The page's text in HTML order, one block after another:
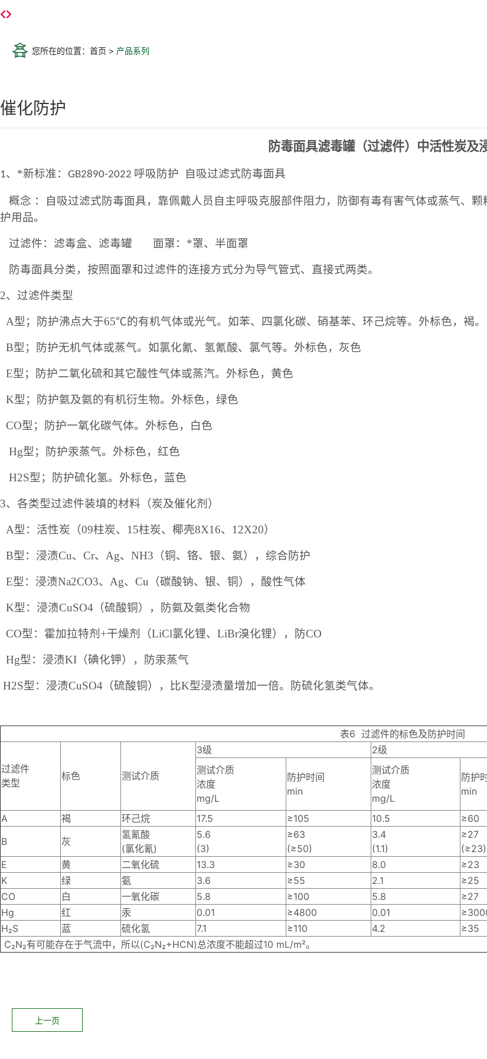
您所在的位置：首页 > 产品系列
催化防护
防毒面具滤毒罐（过滤件）中活性炭及
1、*新标准： GB2890-2022 呼吸防护 自吸过滤式防毒面具
概念 ：自吸过滤式防毒面具， 靠佩戴人 员自主呼吸克服部件阻力，防御有毒有害气体或蒸气、颗
护用品。
过滤件：滤毒盒、滤毒罐 面罩：*罩、半面罩
防毒面具分类，按照面罩和过滤件的连接方式分为导气管式、直接式两类。
2、过滤件类型
A型；防护沸点大于65℃的有机气体或光气。如苯、四氯化碳、硝基苯、环己烷等。 外标色，褐。
B型；防护无机气体或蒸气。如氯化氰、氢氰酸、氯气等。 外标色，灰色
E型；防护二氧化硫和其它酸性气体或蒸汽。 外标色，黄色
K型；防护氨及氨的有机衍生物。 外标色，绿色
CO型；防护一氧化碳气体。 外标色，白色
Hg型；防护汞蒸气。 外标色，红色
H2S型；防护硫化氢。 外标色，蓝色
3、各类型过滤件装填的材料（炭及催化剂）
A型：活性炭（09柱炭、15柱炭、椰壳8X16、12X20）
B型：浸渍Cu、Cr、Ag、NH3（铜、铬、银、氨），综合防护
E型：浸渍Na2CO3、Ag、Cu（碳酸钠、银、铜）， 酸性气体
K型：浸渍CuSO4（硫酸铜），防氨及氨类化合物
CO型：霍加拉特剂+干燥剂（LiCl氯化锂、LiBr溴化锂），防CO
Hg型：浸渍KI（碘化钾），防汞蒸气
H2S型：浸渍CuSO4（硫酸铜），比K型浸渍量增加一倍。 防硫化氢类气体。
表6 过滤件的标色及防护时间
过滤件
类型
标色 测试介质
3级 2级
测试介质
浓度
mg/L
防护时间
min
测试介质
浓度
mg/L
防护
min
A 褐 环己烷 17.5 ≥105 10.5 ≥60
B
灰
氢氰酸
(氯化氰)
5.6
(3)
≥63
(≥50)
3.4
(1.1)
≥27
(≥23)
E
黄 二氧化硫 13.3 ≥30 8.0 ≥23
K
绿 氨 3.6 ≥55 2.1 ≥25
CO
白 一氧化碳 5.8 ≥100 5.8 ≥27
Hg
红 汞 0.01 ≥4800 0.01
H₂S 蓝 硫化氢 7.1 ≥110 4.2 ≥35
C₂N₂有可能存在于气流中，所以(C₂N₂+HCN)总浓度不能超过10 mL/m²。
上一页